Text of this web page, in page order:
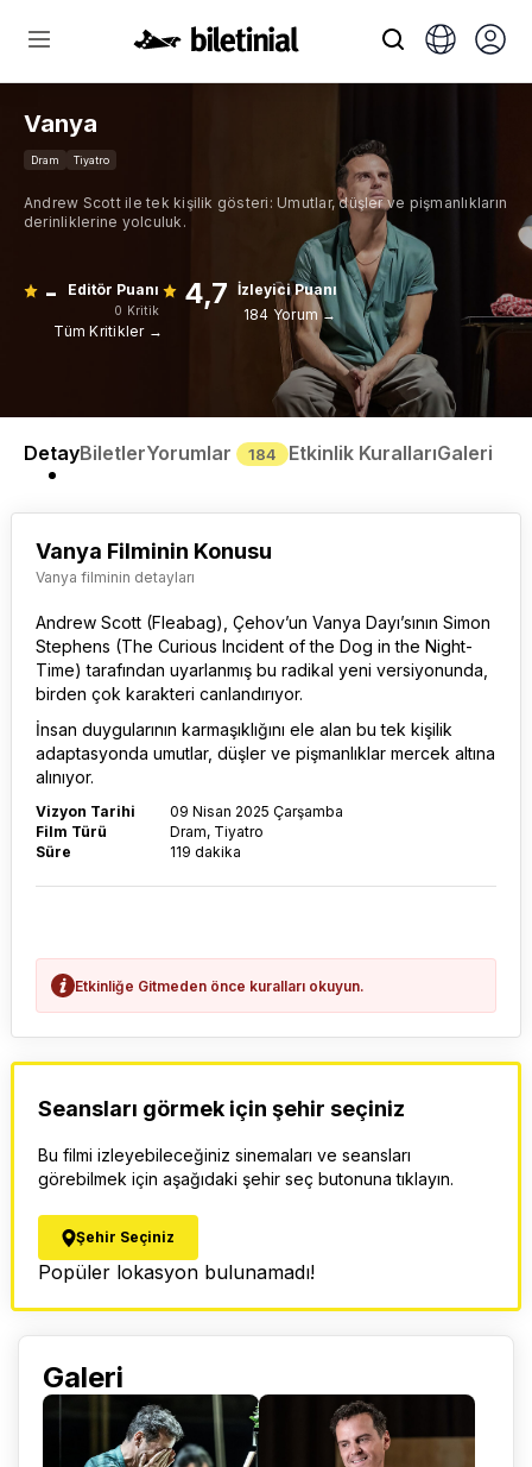
Vanya
Dram Tiyatro
Andrew Scott ile tek kişilik gösteri: Umutlar, düşler ve pişmanlıkların
derinliklerine yolculuk.
- Editör Puanı
0 Kritik
Tüm Kritikler →
4,7 İzleyici Puanı
184 Yorum →
DetayBiletlerYorumlar 184 Etkinlik KurallarıGaleri
Vanya Filminin Konusu
Vanya filminin detayları
Andrew Scott (Fleabag), Çehov’un Vanya Dayı’sının Simon
Stephens (The Curious Incident of the Dog in the Night-
Time) tarafından uyarlanmış bu radikal yeni versiyonunda,
birden çok karakteri canlandırıyor.
İnsan duygularının karmaşıklığını ele alan bu tek kişilik
adaptasyonda umutlar, düşler ve pişmanlıklar mercek altına
alınıyor.
Vizyon Tarihi
09 Nisan 2025 Çarşamba
Film Türü
Dram, Tiyatro
Süre
119 dakika
Etkinliğe Gitmeden önce kuralları okuyun.
Seansları görmek için şehir seçiniz
Bu filmi izleyebileceğiniz sinemaları ve seansları
görebilmek için aşağıdaki şehir seç butonuna tıklayın.
Şehir Seçiniz
Popüler lokasyon bulunamadı!
Galeri